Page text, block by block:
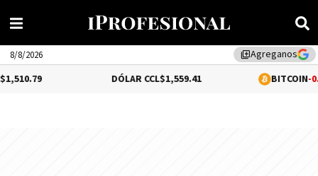
library_addAgreganos
8/8/2026
$1,559.41 -0.02%